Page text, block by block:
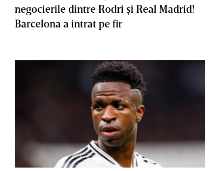
negocierile dintre Rodri şi Real Madrid!
Barcelona a intrat pe fir